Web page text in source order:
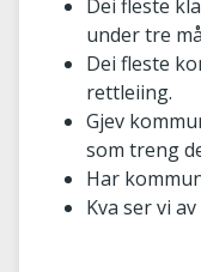
Dei fleste
under tre
Dei fleste
rettleiing.
Gjev
som treng
Har
Kva ser vi